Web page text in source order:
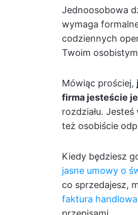
Jednoosobowa
wymaga
codziennych
Twoim
Mówiąc prościej,
firma jesteście
rozdziału.
też osobiście
Kiedy będziesz
jasne umowy o
co sprzedajesz,
faktura handlowa